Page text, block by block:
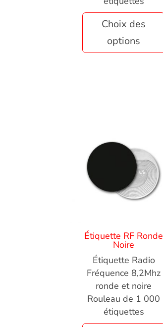
Choix des
options
Étiquette RF Ronde
Noire
Étiquette Radio
Fréquence 8,2Mhz
ronde et noire
Rouleau de 1 000
étiquettes